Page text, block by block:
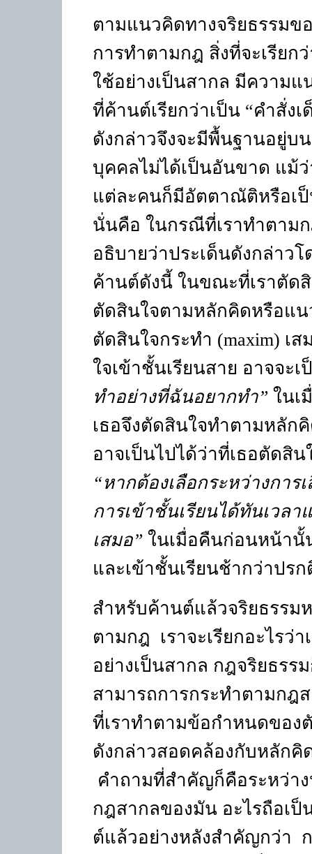
ตามแนวคิดทางจริยธรรมข
การทำตามกฎ สิ่งที่จะเรียก
ใช้อย่างเป็นสากล มีความ
ที่ค้านต์เรียกว่าเป็น “คำสั่ง
ดังกล่าวจึงจะมีพื้นฐานอยู่บ
บุคคลไม่ได้เป็นอันขาด แม้ว่
แต่ละคนก็มีอัตตาณัติหรือเ
นั่นคือ ในกรณีที่เราทำตาม
อธิบายว่าประเด็นดังกล่าว
ค้านต์ดังนี้ ในขณะที่เราตัดสิ
ตัดสินใจตามหลักคิดหรือแน
ตัดสินใจกระทำ (maxim) เส
ใจเข้าชั้นเรียนสาย อาจจะ
ทำอย่างที่ฉันอยากทำ” ในเ
เธอจึงตัดสินใจทำตามหลัก
อาจเป็นไปได้ว่าที่เธอตัดสิ
“หากต้องเลือกระหว่างกา
การเข้าชั้นเรียนได้ทันเวล
เสมอ” ในเมื่อคืนก่อนหน้านั้
และเข้าชั้นเรียนช้ากว่าปรก
สำหรับค้านต์แล้วจริยธรรม
ตามกฎ เราจะเรียกอะไรว่า
อย่างเป็นสากล กฎจริยธรร
สามารถการกระทำตามกฎ
ที่เราทำตามข้อกำหนดของ
ดังกล่าวสอดคล้องกับหลักคิ
คำถามที่สำคัญก็คือระหว่า
กฎสากลของมัน อะไรถือเ
ต์แล้วอย่างหลังสำคัญกว่า